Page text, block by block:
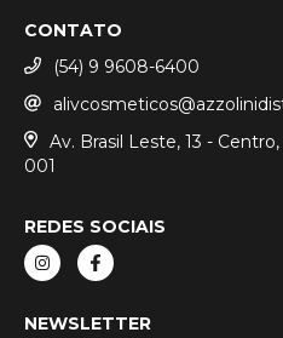
CONTATO
(54) 9 9608-6400
Av. Brasil Leste, 13 -
001
REDES SOCIAIS
NEWSLETTER